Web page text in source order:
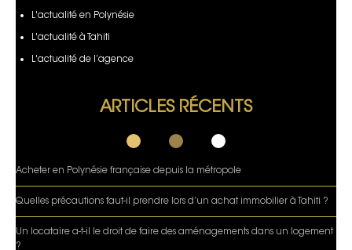
L'actualité en Polynésie
L'actualité à Tahiti
L'actualité de l’agence
ARTICLES RÉCENTS
Acheter en Polynésie française depuis la métropole
Quelles précautions faut-il prendre lors d’un achat immobilier à Tahiti ?
Un locataire a-t-il le droit de faire des aménagements dans un logement
?